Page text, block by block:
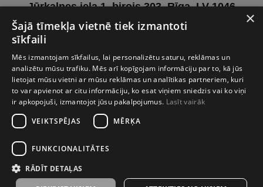
Jūrkalnes iela 1, birojs 303, Rīga, LV-1046
Pirms vizītes aicinām sazināties ar mums, lai
par jums ērtāko laiku.
+371 27 02 01 26
info@tophouse.lv
Privātuma politika
×
Šajā tīmekļa vietnē tiek izmantoti
sīkfaili
Mēs izmantojam sīkfailus, lai personalizētu saturu, reklāmas un
analizētu mūsu trafiku. Mēs arī kopīgojam informāciju par to, kā jūs
lietojat mūsu vietni ar mūsu reklāmas un analītikas partneriem, kuri
to var apvienot ar citu informāciju, ko esat viņiem sniedzis vai ko viņi
ir apkopojuši, izmantojot jūsu pakalpojumus. Lasīt vairāk
VEIKTSPĒJAS
MĒRĶA
FUNKCIONALITĀTES
RĀDĪT DETAĻAS